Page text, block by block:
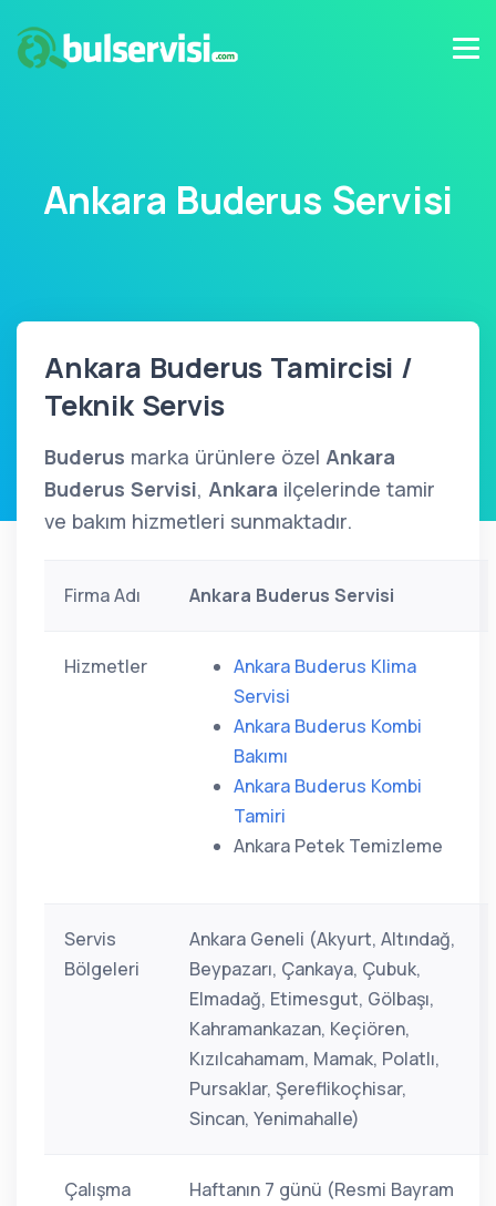
Ankara Buderus Servisi
Ankara Buderus Tamircisi /
Teknik Servis
Buderus marka ürünlere özel Ankara
Buderus Servisi, Ankara ilçelerinde tamir
ve bakım hizmetleri sunmaktadır.
Firma Adı Ankara Buderus Servisi
Hizmetler
Ankara Buderus Klima
Servisi
Ankara Buderus Kombi
Bakımı
Ankara Buderus Kombi
Tamiri
Ankara Petek Temizleme
Servis
Bölgeleri
Ankara Geneli (Akyurt, Altındağ,
Beypazarı, Çankaya, Çubuk,
Elmadağ, Etimesgut, Gölbaşı,
Kahramankazan, Keçiören,
Kızılcahamam, Mamak, Polatlı,
Pursaklar, Şereflikoçhisar,
Sincan, Yenimahalle)
Çalışma
Haftanın 7 günü (Resmi Bayram